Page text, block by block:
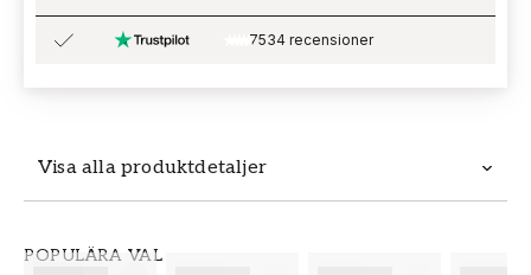
Visa alla produktdetaljer
POPULÄRA VAL
7534 recensioner